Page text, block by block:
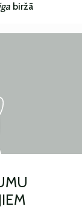
biržā